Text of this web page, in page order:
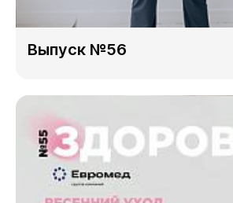
Выпуск №56